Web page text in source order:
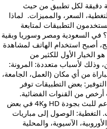
دقيقة لكل تطبيق من حيث
السعر، والمميزات. لماذا
التطبيقات لمتابعة
في السعودية ومصر وسوريا وبقية
أصبح استخدام الهاتف لمشاهدة
هو الخيار الأول للكثير من
وذلك لأسباب متعددة: المرونة:
من أي مكان (العمل، الجامعة،
بعض التطبيقات توفر
أرخص من القنوات الفضائية.
الجودة: دعم للبث بجودة HD و4K في بعض
التغطية: الوصول إلى مباريات
الآسيوية، والمحلية